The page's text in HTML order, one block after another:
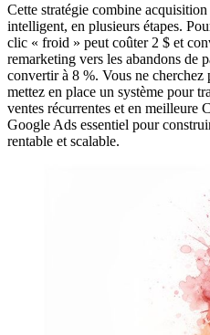
Cette stratégie combine
intelligent, en plusieurs étapes.
clic « froid » peut coûter 2 $ et
remarketing vers les abandons de
convertir à 8 %. Vous ne cherchez
mettez en place un système pour
ventes récurrentes et en meilleure
Google Ads essentiel pour
rentable et scalable.